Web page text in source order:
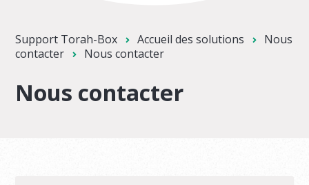
Support Torah-Box Accueil des solutions
Nous
contacter
Nous contacter
Nous contacter